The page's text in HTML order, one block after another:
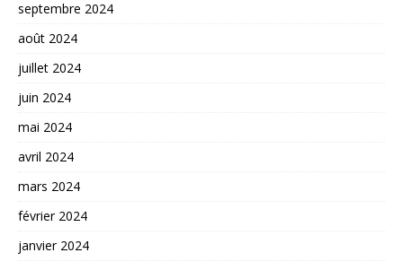
septembre 2024
août 2024
juillet 2024
juin 2024
mai 2024
avril 2024
mars 2024
février 2024
janvier 2024